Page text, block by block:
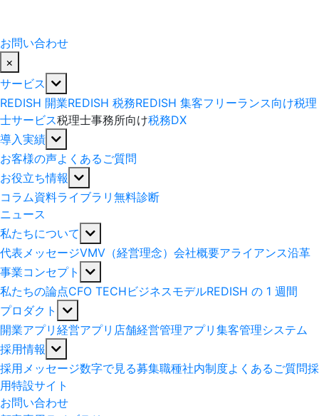
お問い合わせ
×
サービス
REDISH 開業REDISH 税務REDISH 集客フリーランス向け税理
士サービス税理士事務所向け税務DX
導入実績
お客様の声よくあるご質問
お役立ち情報
コラム資料ライブラリ 無料診断
ニュース
私たちについて
代表メッセージVMV（経営理念） 会社概要アライアンス沿革
事業コンセプト
私たちの論点CFO TECH ビジネスモデルREDISH の 1 週間
プロダクト
開業アプリ 経営アプリ 店舗経営管理アプリ 集客管理システム
採用情報
採用メッセージ数字で見る募集職種社内制度よくあるご質問採
用特設サイト
お問い合わせ